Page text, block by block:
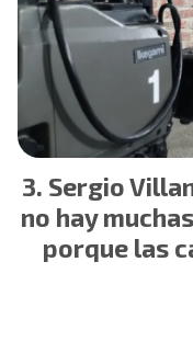
Sergio
no hay
porque las